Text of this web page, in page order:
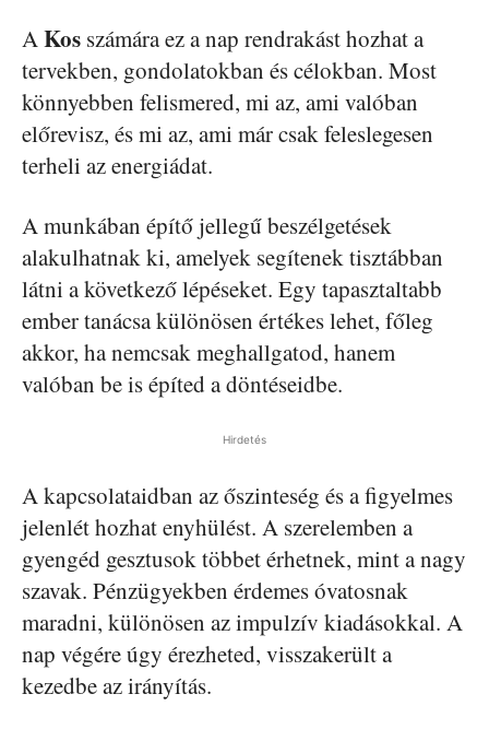
AKos számára ez a nap rendrakást hozhat a
tervekben, gondolatokban és célokban. Most
könnyebben felismered, mi az, ami valóban
előrevisz, és mi az, ami már csak feleslegesen
terheli az energiádat.
A munkában építő jellegű beszélgetések
alakulhatnak ki, amelyek segítenek tisztábban
látni a következő lépéseket. Egy tapasztaltabb
ember tanácsa különösen értékes lehet, főleg
akkor, ha nemcsak meghallgatod, hanem
valóban be is építed a döntéseidbe.
Hirdetés
A kapcsolataidban az őszinteség és a figyelmes
jelenlét hozhat enyhülést. A szerelemben a
gyengéd gesztusok többet érhetnek, mint a nagy
szavak. Pénzügyekben érdemes óvatosnak
maradni, különösen az impulzív kiadásokkal. A
nap végére úgy érezheted, visszakerült a
kezedbe az irányítás.